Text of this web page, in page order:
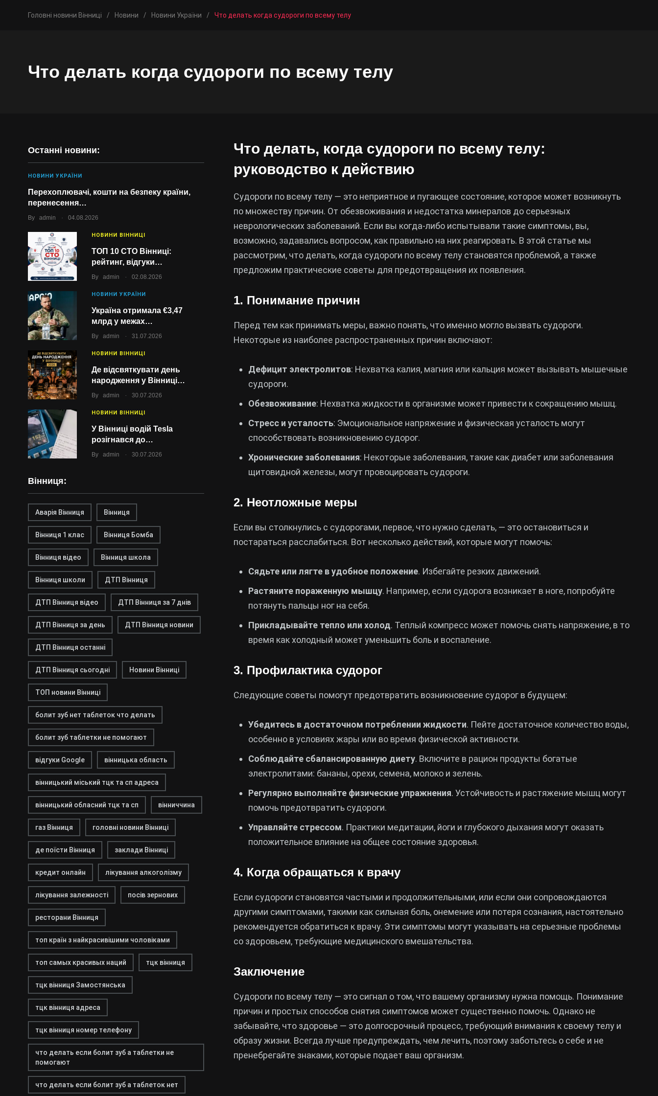
Головні новини Вінниці / Новини / Новини України / Что делать когда судороги по всему телу
Что делать когда судороги по всему телу
Останні новини:
НОВИНИ УКРАЇНИ
Перехоплювачі, кошти на безпеку країни,
перенесення…
By admin . 04.08.2026
НОВИНИ ВІННИЦІ
ТОП 10 СТО Вінниці:
рейтинг, відгуки…
By admin . 02.08.2026
НОВИНИ УКРАЇНИ
Україна отримала €3,47
млрд у межах…
By admin . 31.07.2026
НОВИНИ ВІННИЦІ
Де відсвяткувати день
народження у Вінниці…
By admin . 30.07.2026
НОВИНИ ВІННИЦІ
У Вінниці водій Tesla
розігнався до…
By admin . 30.07.2026
Вінниця:
Аварія Вінниця Вінниця
Вінниця 1 клас Вінниця Бомба
Вінниця відео Вінниця школа
Вінниця школи ДТП Вінниця
ДТП Вінниця відео ДТП Вінниця за 7 днів
ДТП Вінниця за день ДТП Вінниця новини
ДТП Вінниця останні
ДТП Вінниця сьогодні Новини Вінниці
ТОП новини Вінниці
болит зуб нет таблеток что делать
болит зуб таблетки не помогают
відгуки Google вінницька область
вінницький міський тцк та сп адреса
вінницький обласний тцк та сп вінниччина
газ Вінниця головні новини Вінниці
де поїсти Вінниця заклади Вінниці
кредит онлайн лікування алкоголізму
лікування залежності посів зернових
ресторани Вінниця
топ країн з найкрасивішими чоловіками
топ самых красивых наций тцк вінниця
тцк вінниця Замостянська
тцк вінниця адреса
тцк вінниця номер телефону
что делать если болит зуб а таблетки не
помогают
что делать если болит зуб а таблеток нет
Что делать, когда судороги по всему телу:
руководство к действию
Судороги по всему телу — это неприятное и пугающее состояние, которое может возникнуть
по множеству причин. От обезвоживания и недостатка минералов до серьезных
неврологических заболеваний. Если вы когда-либо испытывали такие симптомы, вы,
возможно, задавались вопросом, как правильно на них реагировать. В этой статье мы
рассмотрим, что делать, когда судороги по всему телу становятся проблемой, а также
предложим практические советы для предотвращения их появления.
1. Понимание причин
Перед тем как принимать меры, важно понять, что именно могло вызвать судороги.
Некоторые из наиболее распространенных причин включают:
Дефицит электролитов: Нехватка калия, магния или кальция может вызывать мышечные
судороги.
Обезвоживание: Нехватка жидкости в организме может привести к сокращению мышц.
Стресс и усталость: Эмоциональное напряжение и физическая усталость могут
способствовать возникновению судорог.
Хронические заболевания: Некоторые заболевания, такие как диабет или заболевания
щитовидной железы, могут провоцировать судороги.
2. Неотложные меры
Если вы столкнулись с судорогами, первое, что нужно сделать, — это остановиться и
постараться расслабиться. Вот несколько действий, которые могут помочь:
Сядьте или лягте в удобное положение. Избегайте резких движений.
Растяните пораженную мышцу. Например, если судорога возникает в ноге, попробуйте
потянуть пальцы ног на себя.
Прикладывайте тепло или холод. Теплый компресс может помочь снять напряжение, в то
время как холодный может уменьшить боль и воспаление.
3. Профилактика судорог
Следующие советы помогут предотвратить возникновение судорог в будущем:
Убедитесь в достаточном потреблении жидкости. Пейте достаточное количество воды,
особенно в условиях жары или во время физической активности.
Соблюдайте сбалансированную диету. Включите в рацион продукты богатые
электролитами: бананы, орехи, семена, молоко и зелень.
Регулярно выполняйте физические упражнения. Устойчивость и растяжение мышц могут
помочь предотвратить судороги.
Управляйте стрессом. Практики медитации, йоги и глубокого дыхания могут оказать
положительное влияние на общее состояние здоровья.
4. Когда обращаться к врачу
Если судороги становятся частыми и продолжительными, или если они сопровождаются
другими симптомами, такими как сильная боль, онемение или потеря сознания, настоятельно
рекомендуется обратиться к врачу. Эти симптомы могут указывать на серьезные проблемы
со здоровьем, требующие медицинского вмешательства.
Заключение
Судороги по всему телу — это сигнал о том, что вашему организму нужна помощь. Понимание
причин и простых способов снятия симптомов может существенно помочь. Однако не
забывайте, что здоровье — это долгосрочный процесс, требующий внимания к своему телу и
образу жизни. Всегда лучше предупреждать, чем лечить, поэтому заботьтесь о себе и не
пренебрегайте знаками, которые подает ваш организм.